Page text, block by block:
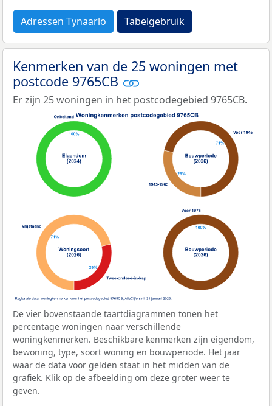
Adressen Tynaarlo Tabelgebruik
Kenmerken van de 25 woningen met
postcode 9765CB
Er zijn 25 woningen in het postcodegebied 9765CB.
De vier bovenstaande taartdiagrammen tonen het
percentage woningen naar verschillende
woningkenmerken. Beschikbare kenmerken zijn eigendom,
bewoning, type, soort woning en bouwperiode. Het jaar
waar de data voor gelden staat in het midden van de
grafiek. Klik op de afbeelding om deze groter weer te
geven.